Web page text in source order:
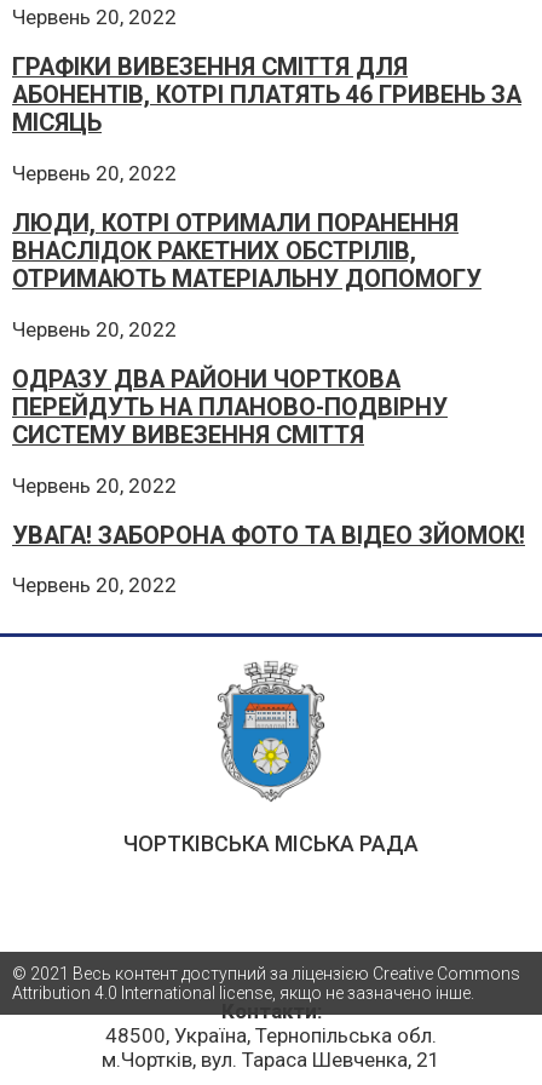
Червень 20, 2022
ГРАФІКИ ВИВЕЗЕННЯ СМІТТЯ ДЛЯ
АБОНЕНТІВ, КОТРІ ПЛАТЯТЬ 46 ГРИВЕНЬ ЗА
МІСЯЦЬ
Червень 20, 2022
ЛЮДИ, КОТРІ ОТРИМАЛИ ПОРАНЕННЯ
ВНАСЛІДОК РАКЕТНИХ ОБСТРІЛІВ,
ОТРИМАЮТЬ МАТЕРІАЛЬНУ ДОПОМОГУ
Червень 20, 2022
ОДРАЗУ ДВА РАЙОНИ ЧОРТКОВА
ПЕРЕЙДУТЬ НА ПЛАНОВО-ПОДВІРНУ
СИСТЕМУ ВИВЕЗЕННЯ СМІТТЯ
Червень 20, 2022
УВАГА! ЗАБОРОНА ФОТО ТА ВІДЕО ЗЙОМОК!
Червень 20, 2022
ЧОРТКІВСЬКА МІСЬКА РАДА
Контакти:
48500, Україна, Тернопільська обл.
м.Чортків, вул. Тараса Шевченка, 21
© 2021 Весь контент доступний за ліцензією Creative Commons
Attribution 4.0 International license, якщо не зазначено інше.